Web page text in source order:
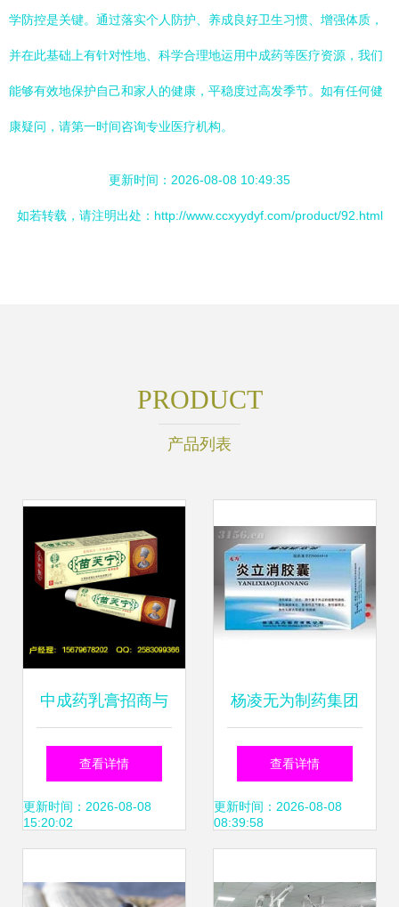
学防控是关键。通过落实个人防护、养成良好卫生习惯、增强体质，
并在此基础上有针对性地、科学合理地运用中成药等医疗资源，我们
能够有效地保护自己和家人的健康，平稳度过高发季节。如有任何健
康疑问，请第一时间咨询专业医疗机构。
更新时间：2026-08-08 10:49:35
如若转载，请注明出处：http://www.ccxyydyf.com/product/92.html
PRODUCT
产品列表
中成药乳膏招商与
代理 把握市场新机
遇的指南
查看详情
更新时间：2026-08-08
15:20:02
杨凌无为制药集团
中药治癌新突破，
国药准字引领化学
查看详情
更新时间：2026-08-08
08:39:58